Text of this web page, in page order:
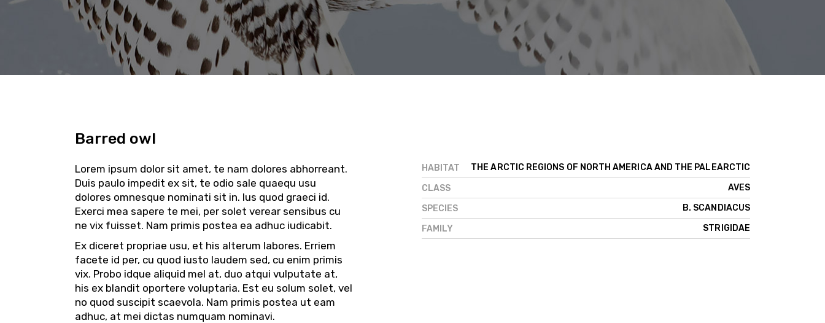
Barred owl
Lorem ipsum dolor sit amet, te nam dolores abhorreant.
Duis paulo impedit ex sit, te odio sale quaequ usu
dolores omnesque nominati sit in. Ius quod graeci id.
Exerci mea sapere te mei, per solet verear sensibus cu
ne vix fuisset. Nam primis postea ea adhuc iudicabit.
Ex diceret propriae usu, et his alterum labores. Erriem
facete id per, cu quod iusto laudem sed, cu enim primis
vix. Probo idque aliquid mel at, duo atqui vulputate at,
his ex blandit oportere voluptaria. Est eu solum solet, vel
no quod suscipit scaevola. Nam primis postea ut eam
adhuc, at mei dictas numquam nominavi.
HABITAT
THE ARCTIC REGIONS OF NORTH AMERICA AND THE PALEARCTIC
CLASS
AVES
SPECIES
B. SCANDIACUS
FAMILY
STRIGIDAE